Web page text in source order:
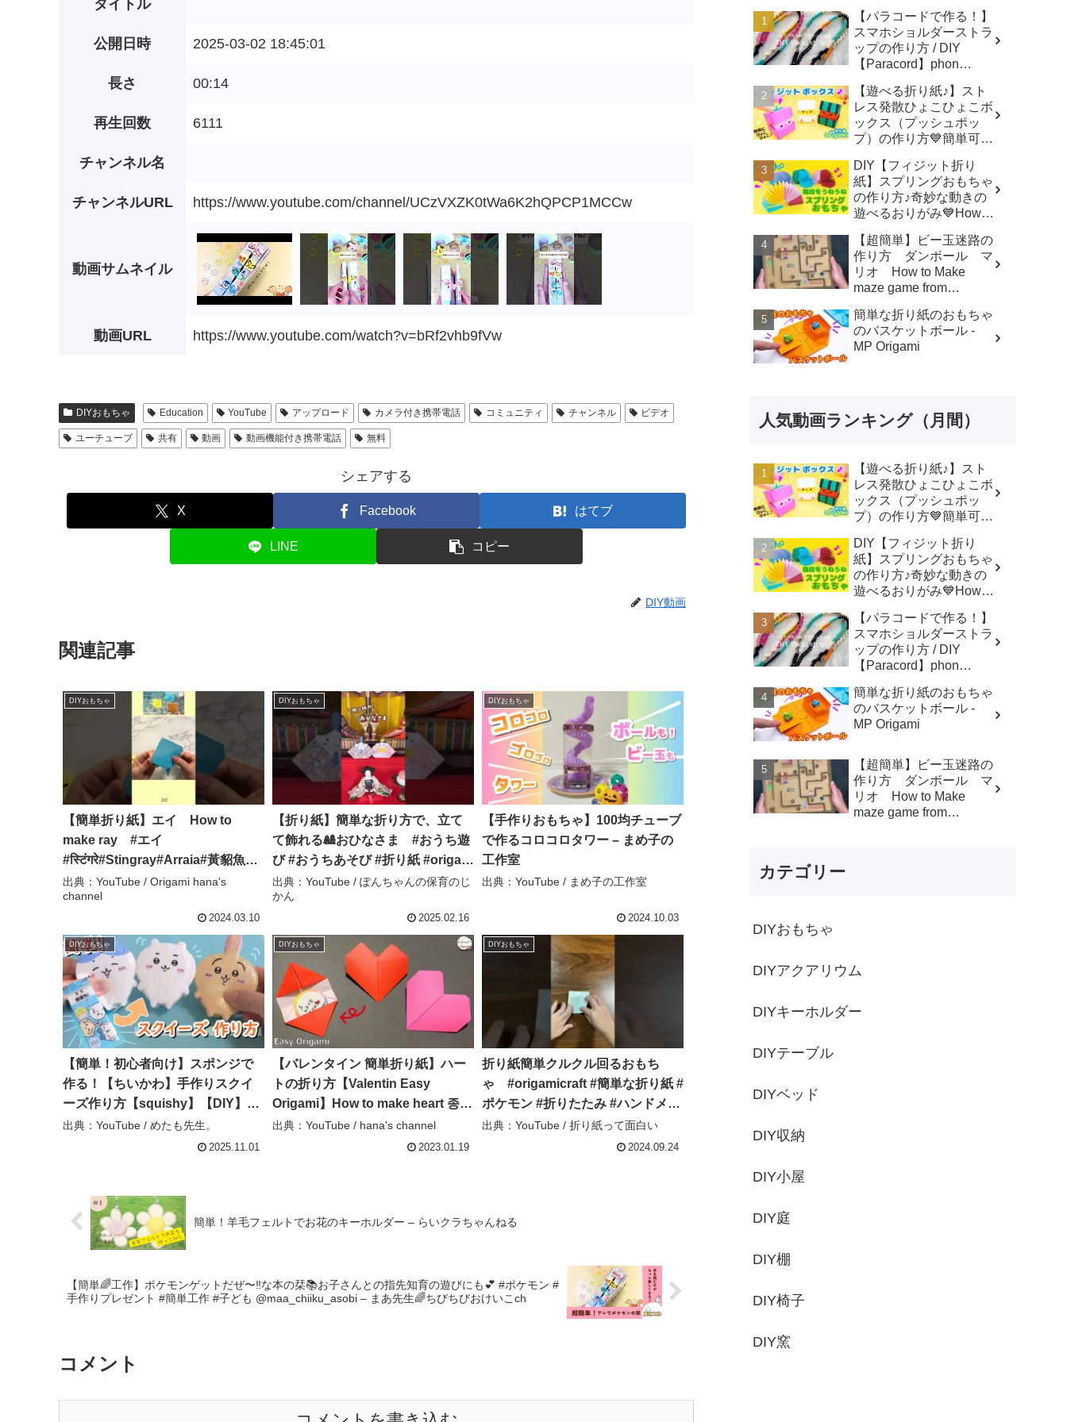
タイトル
公開日時 2025-03-02 18:45:01
長さ 00:14
再生回数 6111
チャンネル名
チャンネルURL https://www.youtube.com/channel/UCzVXZK0tWa6K2hQPCP1MCCw
動画サムネイル
動画URL https://www.youtube.com/watch?v=bRf2vhb9fVw
DIYおもちゃ Education YouTube アップロード カメラ付き携帯電話 コミュニティ チャンネル ビデオ
ユーチューブ 共有 動画 動画機能付き携帯電話 無料
シェアする
X Facebook はてブ
LINE コピー
DIY動画
関連記事
DIYおもちゃ
【簡単折り紙】エイ How to
make ray #エイ
#स्टिंगरे#Stingray#Arraia#黃貂魚#
가오리#折り方#おりがみ
#origami#ओरिगामी#종이접기
#shorts – Origami hana’s channel
出典：YouTube / Origami hana's
channel
2024.03.10
DIYおもちゃ
【折り紙】簡単な折り方で、立て
て飾れる🎎おひなさま #おうち遊
び #おうちあそび #折り紙 #origam
#ひなまつり #ひな祭り – ぽんちゃ
んの保育のじかん
出典：YouTube / ぽんちゃんの保育のじ
かん
2025.02.16
DIYおもちゃ
【手作りおもちゃ】100均チューブ
で作るコロコロタワー – まめ子の
工作室
出典：YouTube / まめ子の工作室
2024.10.03
DIYおもちゃ
【簡単！初心者向け】スポンジで
作る！【ちいかわ】手作りスクイ
ーズ作り方【squishy】【DIY】
【chiikawa】 – めたも先生。
出典：YouTube / めたも先生。
2025.11.01
DIYおもちゃ
【バレンタイン 簡単折り紙】ハー
トの折り方【Valentin Easy
Origami】How to make heart 종이
접기 하트 折纸 爱心 心连心 情人
节 paper メッセージ入り – hana’s
出典：YouTube / hana's channel
2023.01.19
DIYおもちゃ
折り紙簡単クルクル回るおもち
ゃ #origamicraft #簡単な折り紙 #
ポケモン #折りたたみ #ハンドメイ
ド #折り紙アート #折り方 #diy #折
りたたみ式 – 折り紙って面白い
出典：YouTube / 折り紙って面白い
2024.09.24
簡単！羊毛フェルトでお花のキーホルダー – らいクラちゃんねる
【簡単🌈工作】ポケモンゲットだぜ〜‼️な本の栞📚お子さんとの指先知育の遊びにも💕 #ポケモン #
手作りプレゼント #簡単工作 #子ども @maa_chiiku_asobi – まあ先生🌈ちびちびおけいこch
コメント
【パラコードで作る！】
スマホショルダーストラ
ップの作り方 / DIY
【Paracord】phon
Macrame traveler Hikaru
【遊べる折り紙♪】スト
レス発散ひょこひょこボ
ックス（プッシュポッ
プ）の作り方💙簡単可愛
made from origami (Pop-
it) 종이 접기로 만드는 팝
잇 - SodaCatOrigami 楽
しい折り紙♪
DIY【フィジット折り
紙】スプリングおもちゃ
の作り方♪奇妙な動きの
遊べるおりがみ💙How to
Origami -
SodaCatOrigami 楽しい
折り紙♪
【超簡単】ビー玉迷路の
作り方 ダンボール マ
リオ How to Make
maze game from
MotoCrafts
簡単な折り紙のおもちゃ
のバスケットボール -
MP Origami
人気動画ランキング（月間）
【遊べる折り紙♪】スト
レス発散ひょこひょこボ
ックス（プッシュポッ
プ）の作り方💙簡単可愛
made from origami (Pop-
it) 종이 접기로 만드는 팝
잇 - SodaCatOrigami 楽
しい折り紙♪
DIY【フィジット折り
紙】スプリングおもちゃ
の作り方♪奇妙な動きの
遊べるおりがみ💙How to
Origami -
SodaCatOrigami 楽しい
折り紙♪
【パラコードで作る！】
スマホショルダーストラ
ップの作り方 / DIY
【Paracord】phon
Macrame traveler Hikaru
簡単な折り紙のおもちゃ
のバスケットボール -
MP Origami
【超簡単】ビー玉迷路の
作り方 ダンボール マ
リオ How to Make
maze game from
カテゴリー
DIYおもちゃ
DIYアクアリウム
DIYキーホルダー
DIYテーブル
DIYベッド
DIY収納
DIY小屋
DIY庭
DIY棚
DIY椅子
DIY窯